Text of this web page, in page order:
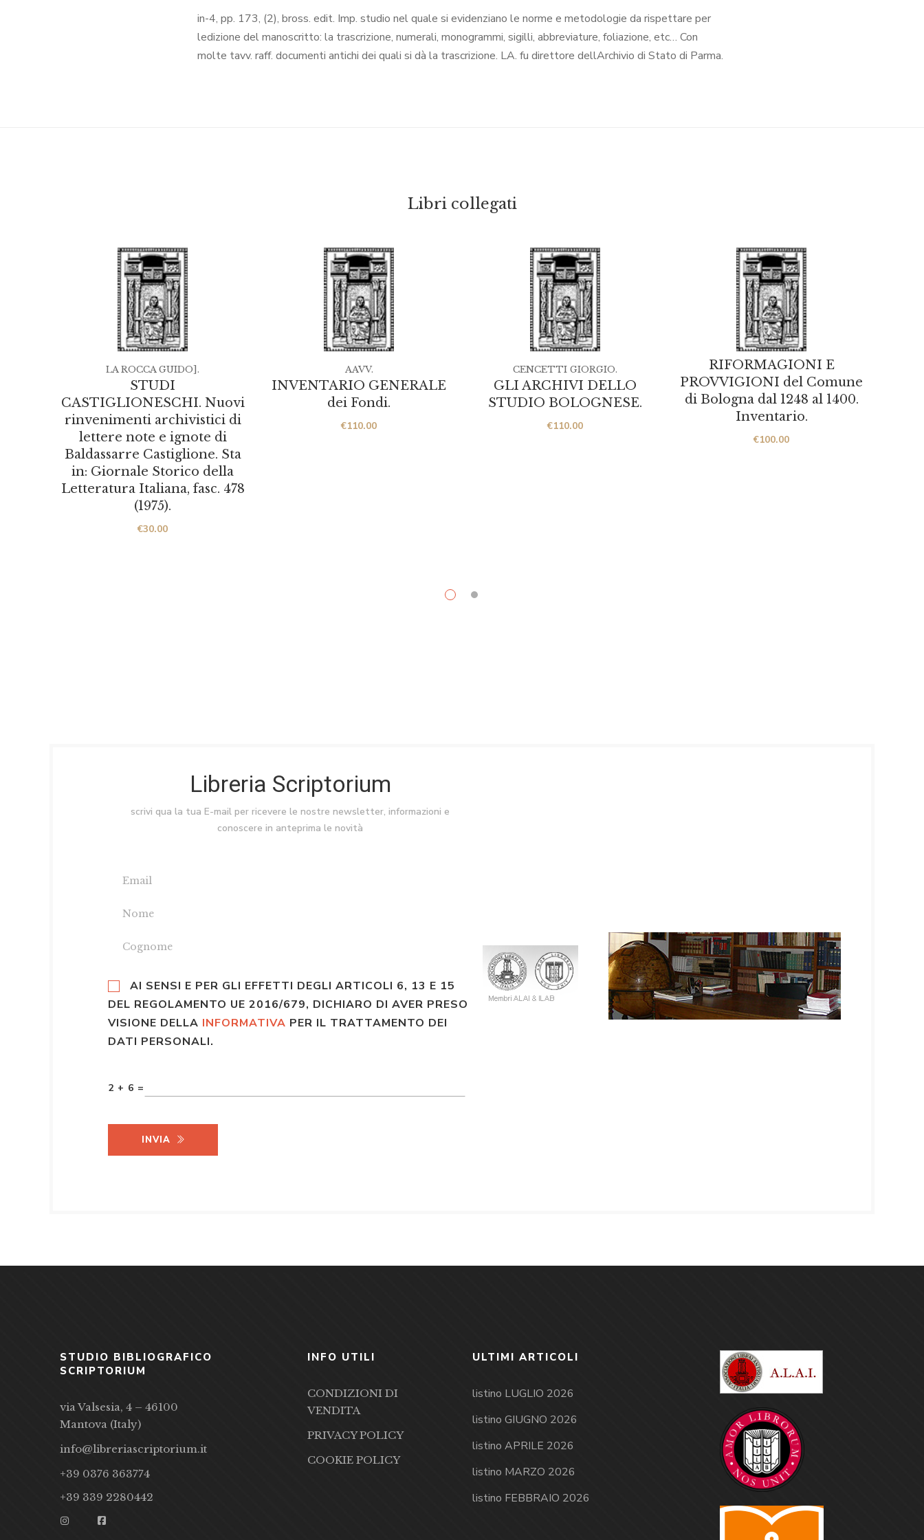
in-4, pp. 173, (2), bross. edit. Imp. studio nel quale si evidenziano le norme e metodologie da rispettare per
ledizione del manoscritto: la trascrizione, numerali, monogrammi, sigilli, abbreviature, foliazione, etc… Con
molte tavv. raff. documenti antichi dei quali si dà la trascrizione. LA. fu direttore dellArchivio di Stato di Parma.
Libri collegati
STUDI
CASTIGLIONESCHI. Nuovi
rinvenimenti archivistici di
lettere note e ignote di
Baldassarre Castiglione. Sta
in: Giornale Storico della
Letteratura Italiana, fasc. 478
(1975).
€30.00
LA ROCCA GUIDO].
INVENTARIO GENERALE
dei Fondi.
€110.00
AAVV.
GLI ARCHIVI DELLO
STUDIO BOLOGNESE.
€110.00
CENCETTI GIORGIO.
RIFORMAGIONI E
PROVVIGIONI del Comune
di Bologna dal 1248 al 1400.
Inventario.
€100.00
Libreria Scriptorium
scrivi qua la tua E-mail per ricevere le nostre newsletter, informazioni e
conoscere in anteprima le novità
AI SENSI E PER GLI EFFETTI DEGLI ARTICOLI 6, 13 E 15
DEL REGOLAMENTO UE 2016/679, DICHIARO DI AVER PRESO
VISIONE DELLA INFORMATIVA PER IL TRATTAMENTO DEI
DATI PERSONALI.
2 + 6 =
INVIA
STUDIO BIBLIOGRAFICO
SCRIPTORIUM
via Valsesia, 4 – 46100
Mantova (Italy)
info@libreriascriptorium.it
+39 0376 363774
+39 339 2280442
INFO UTILI
CONDIZIONI DI
VENDITA
PRIVACY POLICY
COOKIE POLICY
ULTIMI ARTICOLI
listino LUGLIO 2026
listino GIUGNO 2026
listino APRILE 2026
listino MARZO 2026
listino FEBBRAIO 2026